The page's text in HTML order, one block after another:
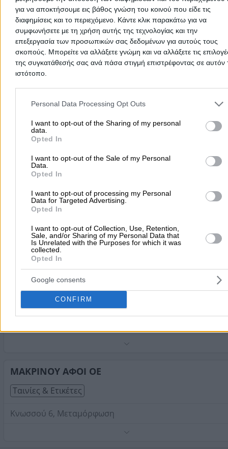
για να αποκτήσουμε εις βάθος γνώση του κοινού που είδε τις
διαφημίσεις και το περιεχόμενο. Κάντε κλικ παρακάτω για να
συμφωνήσετε με τη χρήση αυτής της τεχνολογίας και την
επεξεργασία των προσωπικών σας δεδομένων για αυτούς τους
σκοπούς. Μπορείτε να αλλάξετε γνώμη και να αλλάξετε τις
της συγκατάθεσής σας ανά πάσα στιγμή επιστρέφοντας σε αυτόν
ιστότοπο.
Please note that this website/app uses one or more Google
and may gather and store information including but not limited to
to Google and its third-party tags to use your data for below
purposes in below Google consent section.
Personal Data Processing Opt Outs
I want to opt-out of the Sharing of my personal
data.
Opted In
I want to opt-out of the Sale of my Personal
Data.
Opted In
I want to opt-out of processing my Personal
Data for Targeted Advertising.
Opted In
I want to opt-out of Collection, Use, Retention,
Sale, and/or Sharing of my Personal Data that
Is Unrelated with the Purposes for which it was
collected.
Opted In
Google consents
CONFIRM
Σάμου 22, Μεταμόρφωση
Τηλέφωνο: 2102856720
Στοιχεία αναζήτησης:Ταινίες Ετικέτες , Βόρεια
Κυριακοπούλου Βερονίκη Ε.
Βιοτεχνία Υφασμάτινων Ετικετών
Σπηλιάς 3, Μεταμόρφωση
Τηλέφωνο:2102817480
Στοιχεία αναζήτησης: Ταινίες Ετικέτες , Βόρεια
Γ ΑΠΟΣΤΟΛΟΥ ΚΑΙ ΣΙΑ ΟΕ
Εμπόριο Ετικετών - Συστήματα Εκτύπωσης Ετικετών
Ταινίες & Ετικέτες
Τηλέφωνο:2106137096
Στοιχεία αναζήτησης:
UNIQUE TAGS (Γιαννάκος Παρασκευάς Δ.)
Ετικέτες Κοσμημάτων
Ταινίες & Ετικέτες
ΜΑΚΡΙΝΟΥ ΑΦΟΙ ΟΕ
Ταινίες & Ετικέτες
Κνωσσού 6, Μεταμόρφωση